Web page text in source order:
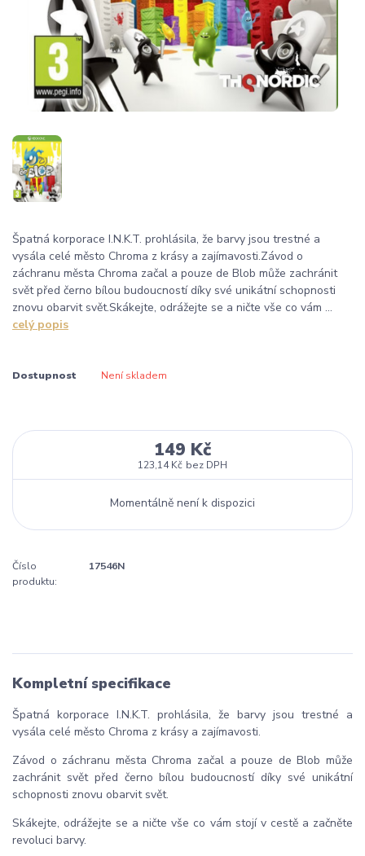
Špatná korporace I.N.K.T. prohlásila, že barvy jsou trestné a
vysála celé město Chroma z krásy a zajímavosti.Závod o
záchranu města Chroma začal a pouze de Blob může zachránit
svět před černo bílou budoucností díky své unikátní schopnosti
znovu obarvit svět.Skákejte, odrážejte se a ničte vše co vám ...
celý popis
Dostupnost Není skladem
149 Kč
123,14 Kč bez DPH
Momentálně není k dispozici
Číslo
produktu:
17546N
Kompletní specifikace
Špatná korporace I.N.K.T. prohlásila, že barvy jsou trestné a
vysála celé město Chroma z krásy a zajímavosti.
Závod o záchranu města Chroma začal a pouze de Blob může
zachránit svět před černo bílou budoucností díky své unikátní
schopnosti znovu obarvit svět.
Skákejte, odrážejte se a ničte vše co vám stojí v cestě a začněte
revoluci barvy.